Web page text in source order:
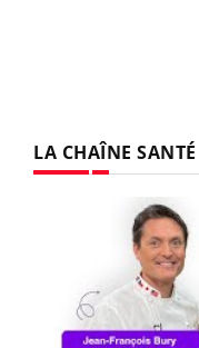
LA CHAÎNE SANTÉ